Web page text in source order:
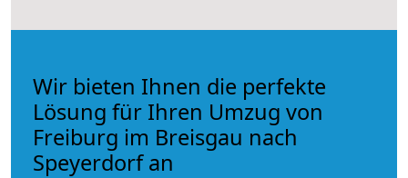
Wir bieten Ihnen die perfekte
Lösung für Ihren Umzug von
Freiburg im Breisgau nach
Speyerdorf an